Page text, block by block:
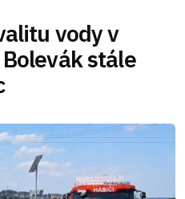
vody v
stále